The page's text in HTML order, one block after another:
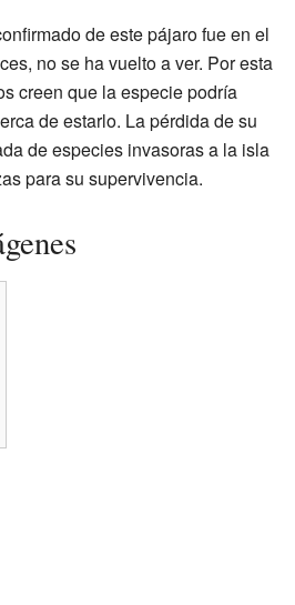
de este pájaro fue en el
no se ha vuelto a ver. Por esta
creen que la especie podría
de estarlo. La pérdida de su
de especies invasoras a la isla
para su supervivencia.